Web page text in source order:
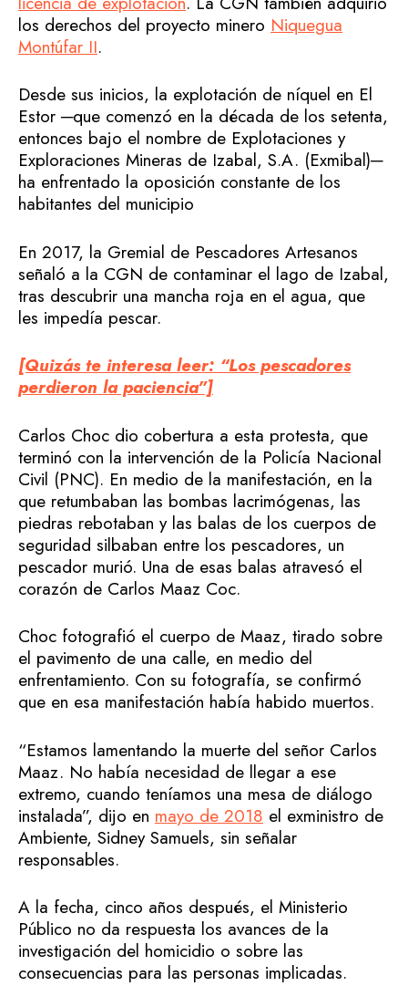
los derechos del proyecto minero Niquegua
Montúfar II.
Desde sus inicios, la explotación de níquel en El
Estor ─que comenzó en la década de los setenta,
entonces bajo el nombre de Explotaciones y
Exploraciones Mineras de Izabal, S.A. (Exmibal)─
ha enfrentado la oposición constante de los
habitantes del municipio
En 2017, la Gremial de Pescadores Artesanos
señaló a la CGN de contaminar el lago de Izabal,
tras descubrir una mancha roja en el agua, que
les impedía pescar.
[Quizás te interesa leer: “Los pescadores
perdieron la paciencia”]
Carlos Choc dio cobertura a esta protesta, que
terminó con la intervención de la Policía Nacional
Civil (PNC). En medio de la manifestación, en la
que retumbaban las bombas lacrimógenas, las
piedras rebotaban y las balas de los cuerpos de
seguridad silbaban entre los pescadores, un
pescador murió. Una de esas balas atravesó el
corazón de Carlos Maaz Coc.
Choc fotografió el cuerpo de Maaz, tirado sobre
el pavimento de una calle, en medio del
enfrentamiento. Con su fotografía, se confirmó
que en esa manifestación había habido muertos.
“Estamos lamentando la muerte del señor Carlos
Maaz. No había necesidad de llegar a ese
extremo, cuando teníamos una mesa de diálogo
instalada”, dijo en mayo de 2018 el exministro de
Ambiente, Sidney Samuels, sin señalar
responsables.
A la fecha, cinco años después, el Ministerio
Público no da respuesta los avances de la
investigación del homicidio o sobre las
consecuencias para las personas implicadas.